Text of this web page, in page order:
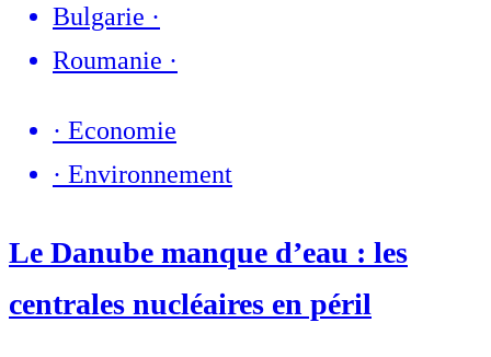
Bulgarie ·
Roumanie ·
· Economie
· Environnement
Le Danube manque d’eau : les
centrales nucléaires en péril